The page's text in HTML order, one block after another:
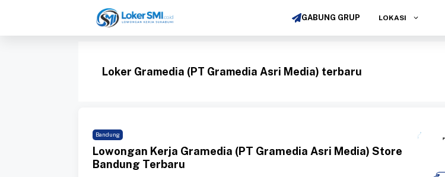
isi
GABUNG GRUP LOKASI
Loker Gramedia (PT Gramedia Asri Media) terbaru
Bandung
Lowongan Kerja Gramedia (PT Gramedia Asri Media) Store
Bandung Terbaru